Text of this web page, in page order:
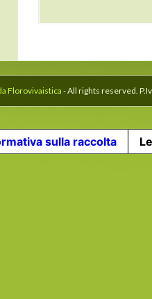
Florovivaistica - All rights reserved.
sulla raccolta